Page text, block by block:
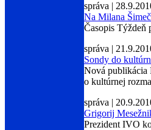
správa |
Na Milana
Časopis Týždeň
správa |
Sondy do
Nová publikácia
o kultúrnej
správa |
Grigorij
Prezident IVO